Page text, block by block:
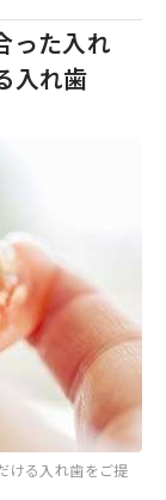
った入れ
入れ歯
ける入れ歯をご提